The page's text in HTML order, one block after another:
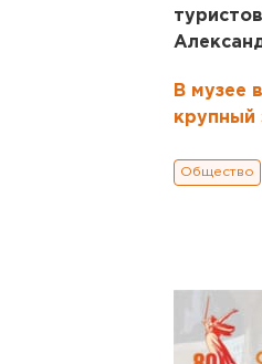
В музее
крупный
Общество